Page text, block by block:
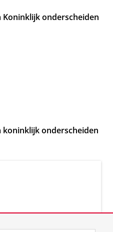
Koninklijk onderscheiden
koninklijk onderscheiden